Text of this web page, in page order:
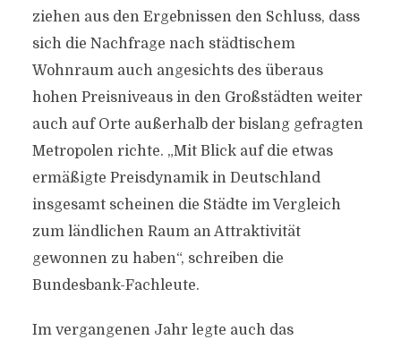
ziehen aus den Ergebnissen den Schluss, dass
sich die Nachfrage nach städtischem
Wohnraum auch angesichts des überaus
hohen Preisniveaus in den Großstädten weiter
auch auf Orte außerhalb der bislang gefragten
Metropolen richte. „Mit Blick auf die etwas
ermäßigte Preisdynamik in Deutschland
insgesamt scheinen die Städte im Vergleich
zum ländlichen Raum an Attraktivität
gewonnen zu haben“, schreiben die
Bundesbank-Fachleute.
Im vergangenen Jahr legte auch das